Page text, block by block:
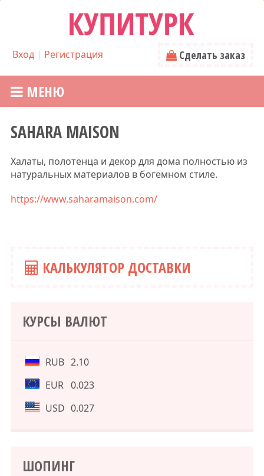
Вход| Регистрация Сделать заказ
МЕНЮ
SAHARA MAISON
Халаты, полотенца и декор для дома полностью из
натуральных материалов в богемном стиле.
https://www.saharamaison.com/
КАЛЬКУЛЯТОР ДОСТАВКИ
КУРСЫ ВАЛЮТ
RUB 2.10
EUR 0.023
USD 0.027
ШОПИНГ